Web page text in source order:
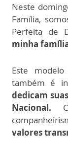
Neste
Família,
Perfeita de
minha
Este
também é
dedicam
Nacional.
valores